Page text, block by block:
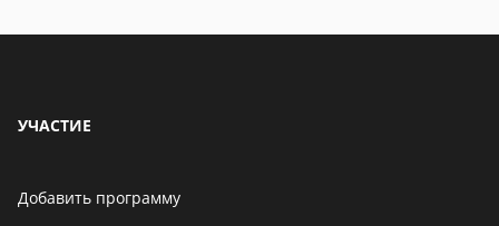
УЧАСТИЕ
Добавить программу